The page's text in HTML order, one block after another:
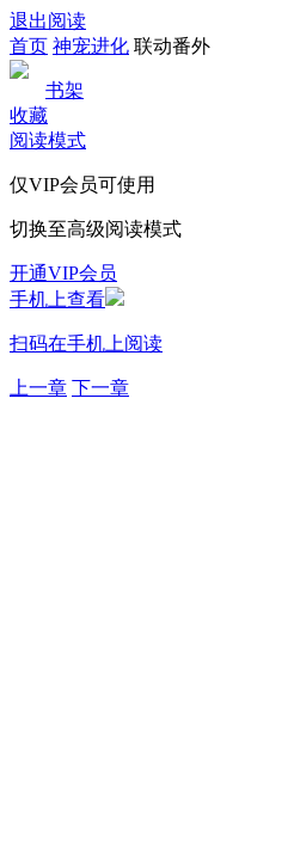
退出阅读
首页 神宠进化 联动番外
书架
收藏
阅读模式
仅VIP会员可使用
切换至高级阅读模式
开通VIP会员
手机上查看
扫码在手机上阅读
上一章 下一章